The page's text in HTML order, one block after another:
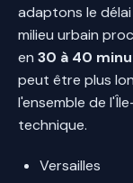
adaptons le
milieu urbain
en 30 à 40
peut être plus
l'ensemble de
technique.
Versailles